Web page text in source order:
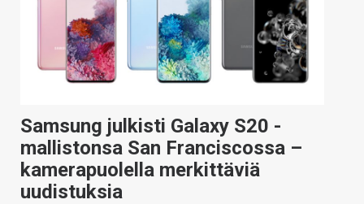
Samsung julkisti Galaxy S20 -
mallistonsa San Franciscossa –
kamerapuolella merkittäviä
uudistuksia